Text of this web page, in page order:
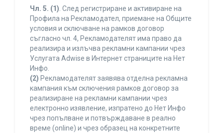
Чл. 5. (1). След регистриране и активиране на
Профила на Рекламодател, приемане на Общите
условия и сключване на рамков договор
съгласно чл. 4, Рекламодателят има право да
реализира и излъчва рекламни кампании чрез
Услугата Adwise в Интернет страниците на Нет
Инфо.
(2) Рекламодателят заявява отделна рекламна
кампания към сключения рамков договор за
реализиране на рекламни кампании чрез
електронно изявление, изпратено до Нет Инфо
чрез попълване и потвърждаване в реално
време (online) и чрез образец на конкретните